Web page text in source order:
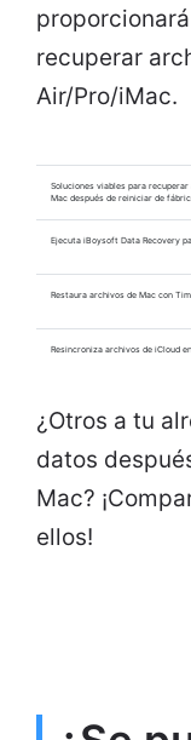
recuperar
Air/Pro/iMac.
Soluciones viables para
Mac después de reiniciar de
Ejecuta iBoysoft Data Recovery
Restaura archivos de Mac con
Resincroniza archivos de iCloud
¿Otros a tu
datos
Mac?
ellos!